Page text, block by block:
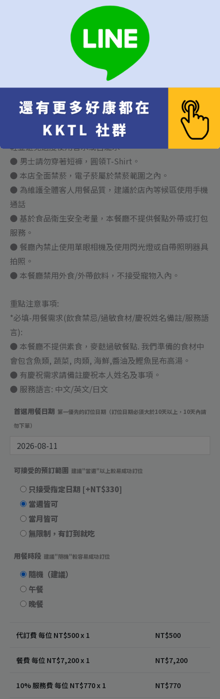
可提供私人包場活動, 請透過官方網站電子郵件與我們聯
● 僅接受成人及13歲以上兒童訂位，餐點內容與成人無
● 本餐廳有權更換菜單。
● 因不可抗拒之因素或意外，本餐廳將保留取消或更改預
約的權利。
● 來店用餐請著正式服裝，請勿穿著T-Shirt、拖鞋、涼
鞋並避免過度使用香水或古龍水。
● 男士請勿穿著短褲，圓領T-Shirt。
● 本店全面禁菸，電子菸屬於禁菸範圍之內。
● 為維護全體客人用餐品質，建議於店內等候區使用手機
通話
● 基於食品衛生安全考量，本餐廳不提供餐點外帶或打包
服務。
● 餐廳內禁止使用單眼相機及使用閃光燈或自帶照明器具
拍照。
● 本餐廳禁用外食/外帶飲料，不接受寵物入內。
重點注意事項:
*必填-用餐需求(飲食禁忌/過敏食材/慶祝姓名備註/服務語
言):
● 本餐廳不提供素食，麥麩過敏餐點. 我們準備的食材中
會包含魚類, 蔬菜, 肉類, 海鮮,醬油及鰹魚昆布高湯。
● 有慶祝需求請備註慶祝本人姓名及事項。
● 服務語言: 中文/英文/日文
首選用餐日期 第一優先的訂位日期（訂位日期必須大於10天以上，10天內請
勿下單）
可接受的預訂範圍 建議"當週"以上較易成功訂位
只接受指定日期 [+NT$330]
當週皆可
當月皆可
無限制，有訂到就吃
用餐時段 建議"隨機"較容易成功訂位
隨機（建議）
午餐
晚餐
代訂費 每位 NT$500x 1 NT$500
餐費 每位 NT$7,200x 1 NT$7,200
10% 服務費 每位 NT$770x 1 NT$770